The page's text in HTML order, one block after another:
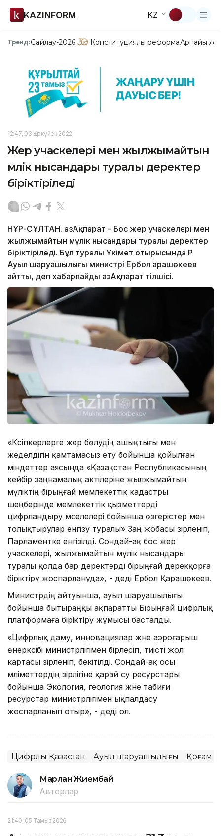
KAZINFORM KZ
Тренд:Сайлау-2026 Конституциялық реформаАрнайы
12:47, 03 Қыркүйек 2022
Жер учаскелері мен жылжымайтын
мүлік нысандары туралы деректер
біріктіріледі
НҰР-СҰЛТАН. ҚазАқпарат – Бос жер учаскелері мен
жылжымайтын мүлік нысандары туралы деректер
біріктіріледі. Бұл туралы Үкімет отырысында ҚР
Ауыл шаруашылығы министрі Ербол Қарашөкеев
айтты, деп хабарлайды ҚазАқпарат тілшісі.
«Кәсіпкерлерге жер бөлудің ашықтығы мен
жеделдігін қамтамасыз ету бойынша қойылған
міндеттер аясында «Қазақстан Республикасының
кейбір заңнамалық актілеріне жылжымайтын
мүліктің бірыңғай мемлекеттік кадастры
шеңберінде мемлекеттік қызметтерді
цифрландыру мәселелері бойынша өзгерістер мен
толықтырулар енгізу туралы» Заң жобасы әзірленіп,
Парламентке енгізілді. Сондай-ақ бос жер
учаскелері, жылжымайтын мүлік нысандары
туралы қолда бар деректерді бірыңғай дерекқорға
біріктіру жоспарлануда», - деді Ербол Қарашөкеев.
Министрдің айтуынша, ауыл шаруашылығы
бойынша бытыраңқы ақпаратты Бірыңғай цифрлық
платформаға біріктіру жұмысы басталды.
«Цифрлық даму, инновациялар және аэроғарыш
өнеркәсібі министрлігімен бірлесіп, тиісті жол
картасы әзірленіп, бекітілді. Сондай-ақ осы
мәліметтердің әзірлігіне қарай су ресурстары
бойынша Экология, геология және табиғи
ресурстар министрлігімен ықпалдасу
жоспарланып отыр», - деді ол.
Цифрлық Қазақстан Ауыл шаруашылығы Қоғам
Марлан Жиембай
Авторлар
21:40, 05 Тамыз 2026